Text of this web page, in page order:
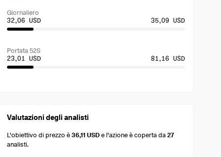
Giornaliero
32,06 USD
35,09 USD
Portata 52S
23,01 USD
81,16 USD
Valutazioni degli analisti
L'obiettivo di prezzo è36,11 USDe l'azione è coperta da27
analisti.